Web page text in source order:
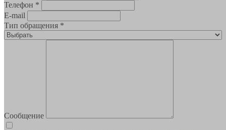
Телефон *
E-mail
Тип обращения *
Сообщение